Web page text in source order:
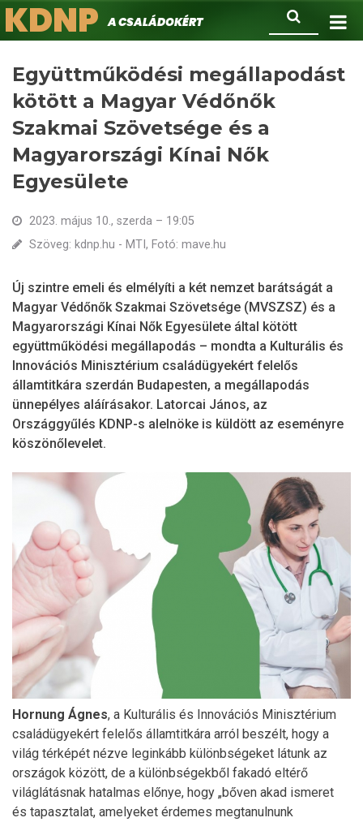
Ugrás
a
Keresés
KDNPA családokért.
Együttműködési megállapodást
kötött a Magyar Védőnők
Szakmai Szövetsége és a
Magyarországi Kínai Nők
Egyesülete
2023. május 10., szerda – 19:05
Szöveg: kdnp.hu - MTI, Fotó: mave.hu
Új szintre emeli és elmélyíti a két nemzet barátságát a
Magyar Védőnők Szakmai Szövetsége (MVSZSZ) és a
Magyarországi Kínai Nők Egyesülete által kötött
együttműködési megállapodás – mondta a Kulturális és
Innovációs Minisztérium családügyekért felelős
államtitkára szerdán Budapesten, a megállapodás
ünnepélyes aláírásakor. Latorcai János, az
Országgyűlés KDNP-s alelnöke is küldött az eseményre
köszönőlevelet.
Hornung Ágnes, a Kulturális és Innovációs Minisztérium
családügyekért felelős államtitkára arról beszélt, hogy a
világ térképét nézve leginkább különbségeket látunk az
országok között, de a különbségekből fakadó eltérő
világlátásnak hatalmas előnye, hogy „bőven akad ismeret
és tapasztalat, amelyeket érdemes megtanulnunk